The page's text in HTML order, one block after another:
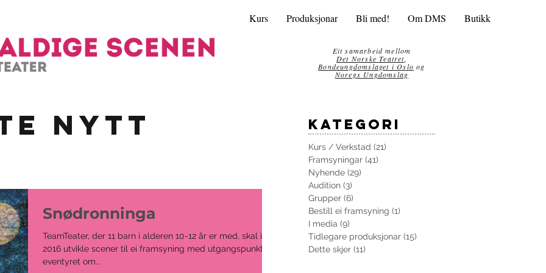
Kurs Produksjonar Bli med! Om DMS Butikk
Eit samarbeid mellom
Det Norske Teatret
Bondeungdomslaget i Oslo og
Noregs Ungdomslag
nytt kategori
Kurs / Verkstad (21)
Framsyningar (41)
Nyhende (29)
Audition (3)
Grupper (6)
Bestill ei framsyning (1)
I media (9)
Tidlegare produksjonar (15)
Dette skjer (11)
Snødronninga
TeamTeater, der 11 barn i alderen 10-12 år er med, skal i
2016 utvikle scener til ei framsyning med utgangspunkt i
eventyret om...